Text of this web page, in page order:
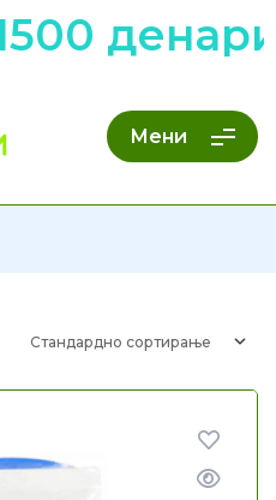
денари
Мени